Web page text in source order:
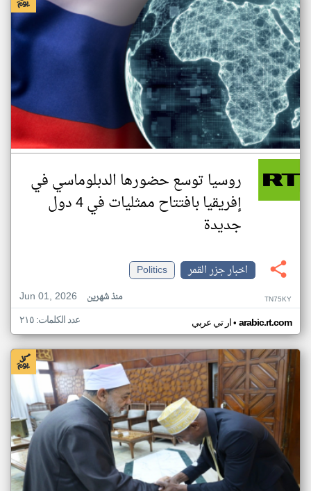
روسيا توسع حضورها الدبلوماسي في
إفريقيا بافتتاح ممثليات في 4 دول
جديدة
اخبار جزر القمر
Politics
Jun 01, 2026
منذ شهرين TN75KY
ار تي عربي• arabic.rt.com عدد الكلمات: ٢١٥